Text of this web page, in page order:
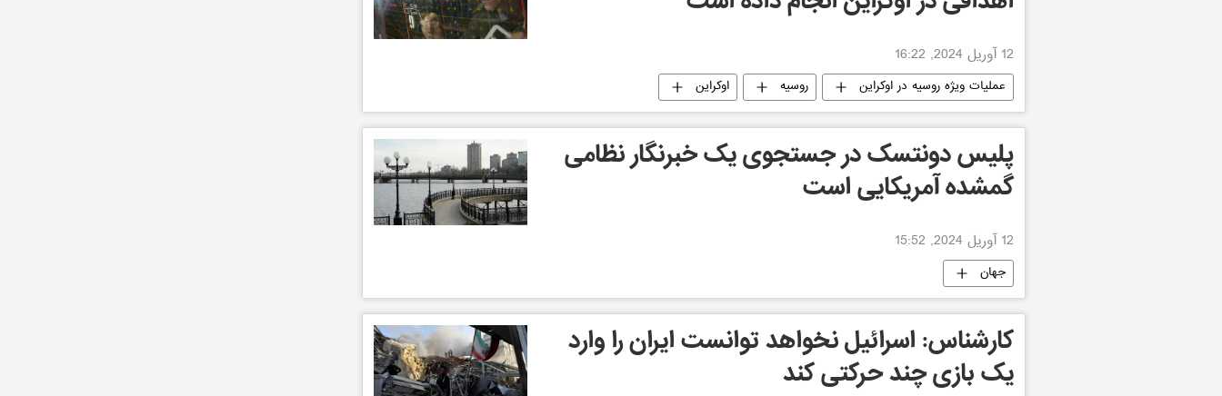
12 آوریل 2024, 16:22
عملیات ویژه روسیه در اوکراین روسیه اوکراین
پلیس دونتسک در جستجوی یک خبرنگار نظامی
گمشده آمریکایی است
12 آوریل 2024, 15:52
جهان
کارشناس: اسرائیل نخواهد توانست ایران را وارد
یک بازی چند حرکتی کند